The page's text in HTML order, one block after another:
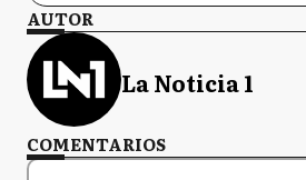
AUTOR
La Noticia 1
COMENTARIOS